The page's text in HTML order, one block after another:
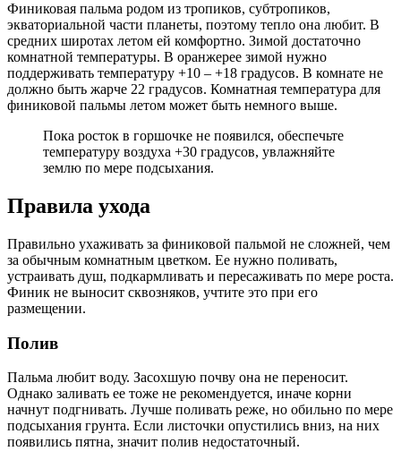
Финиковая пальма родом из тропиков, субтропиков,
экваториальной части планеты, поэтому тепло она любит. В
средних широтах летом ей комфортно. Зимой достаточно
комнатной температуры. В оранжерее зимой нужно
поддерживать температуру +10 – +18 градусов. В комнате не
должно быть жарче 22 градусов. Комнатная температура для
финиковой пальмы летом может быть немного выше.
Пока росток в горшочке не появился, обеспечьте
температуру воздуха +30 градусов, увлажняйте
землю по мере подсыхания.
Правила ухода
Правильно ухаживать за финиковой пальмой не сложней, чем
за обычным комнатным цветком. Ее нужно поливать,
устраивать душ, подкармливать и пересаживать по мере роста.
Финик не выносит сквозняков, учтите это при его
размещении.
Полив
Пальма любит воду. Засохшую почву она не переносит.
Однако заливать ее тоже не рекомендуется, иначе корни
начнут подгнивать. Лучше поливать реже, но обильно по мере
подсыхания грунта. Если листочки опустились вниз, на них
появились пятна, значит полив недостаточный.